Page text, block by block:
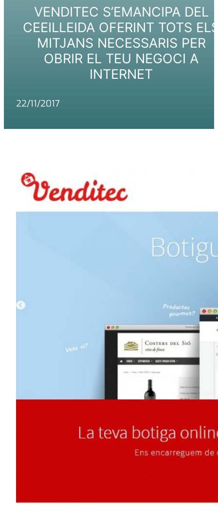
VENDITEC S’EMANCIPA DEL
CEEILLEIDA OFERINT TOTS
MITJANS NECESSARIS PER
OBRIR EL TEU NEGOCI A
INTERNET
22/11/2017